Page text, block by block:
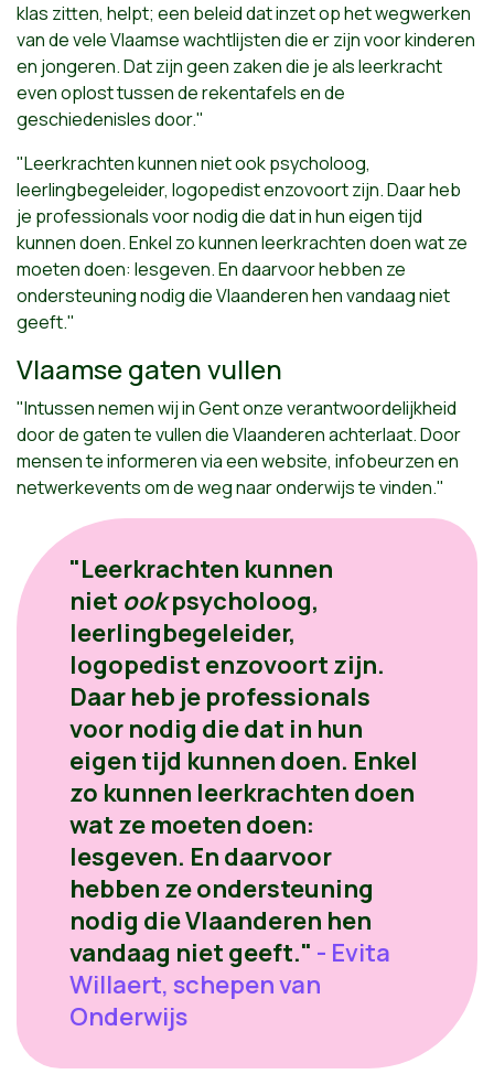
klas zitten, helpt; een beleid dat inzet op het wegwerken
van de vele Vlaamse wachtlijsten die er zijn voor kinderen
en jongeren. Dat zijn geen zaken die je als leerkracht
even oplost tussen de rekentafels en de
geschiedenisles door."
"Leerkrachten kunnen niet ook psycholoog,
leerlingbegeleider, logopedist enzovoort zijn. Daar heb
je professionals voor nodig die dat in hun eigen tijd
kunnen doen. Enkel zo kunnen leerkrachten doen wat ze
moeten doen: lesgeven. En daarvoor hebben ze
ondersteuning nodig die Vlaanderen hen vandaag niet
geeft."
Vlaamse gaten vullen
"Intussen nemen wij in Gent onze verantwoordelijkheid
door de gaten te vullen die Vlaanderen achterlaat. Door
mensen te informeren via een website, infobeurzen en
netwerkevents om de weg naar onderwijs te vinden."
"Leerkrachten kunnen
niet ookpsycholoog,
leerlingbegeleider,
logopedist enzovoort zijn.
Daar heb je professionals
voor nodig die dat in hun
eigen tijd kunnen doen. Enkel
zo kunnen leerkrachten doen
wat ze moeten doen:
lesgeven. En daarvoor
hebben ze ondersteuning
nodig die Vlaanderen hen
vandaag niet geeft." - Evita
Willaert, schepen van
Onderwijs